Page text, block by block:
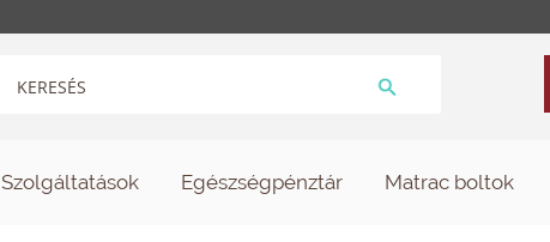
Szolgáltatások Egészségpénztár Matrac boltok